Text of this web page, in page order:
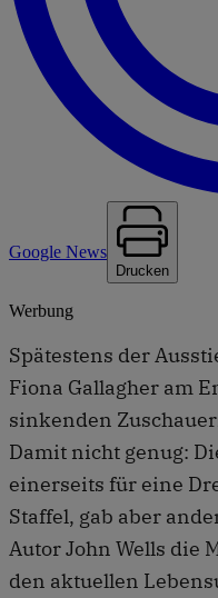
Google News
Drucken
Werbung
Spätestens der
Fiona Gallagher am
sinkenden
Damit nicht genug:
einerseits für eine
Staffel, gab aber
Autor John Wells die
den aktuellen